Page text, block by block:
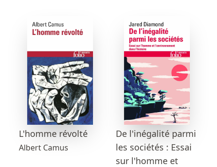
L'homme révolté
Albert Camus
De l'inégalité parmi
les sociétés : Essai
sur l'homme et